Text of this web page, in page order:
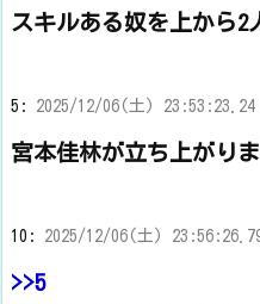
スキルある奴を上から2
5: 2025/12/06(土) 23:53:23.24
宮本佳林が立ち上がり
10: 2025/12/06(土)
>>5